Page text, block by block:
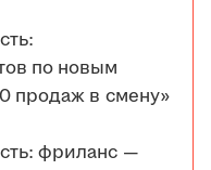
по новым
продаж в смену»
фриланс —